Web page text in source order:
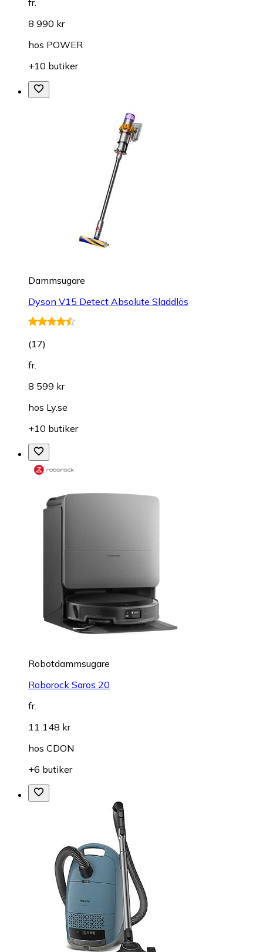
fr.
8 990 kr
hos POWER
+10 butiker
Dammsugare
Dyson V15 Detect Absolute Sladdlös
(17)
fr.
8 599 kr
hos Ly.se
+10 butiker
Robotdammsugare
Roborock Saros 20
fr.
11 148 kr
hos CDON
+6 butiker